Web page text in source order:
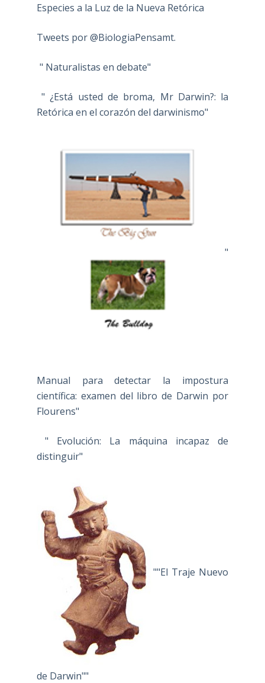
Especies a la Luz de la Nueva Retórica
Tweets por @BiologiaPensamt.
" Naturalistas en debate"
" ¿Está usted de broma, Mr Darwin?: la
Retórica en el corazón del darwinismo"
"
Manual para detectar la impostura
científica: examen del libro de Darwin por
Flourens"
" Evolución: La máquina incapaz de
distinguir"
""El Traje Nuevo
de Darwin""